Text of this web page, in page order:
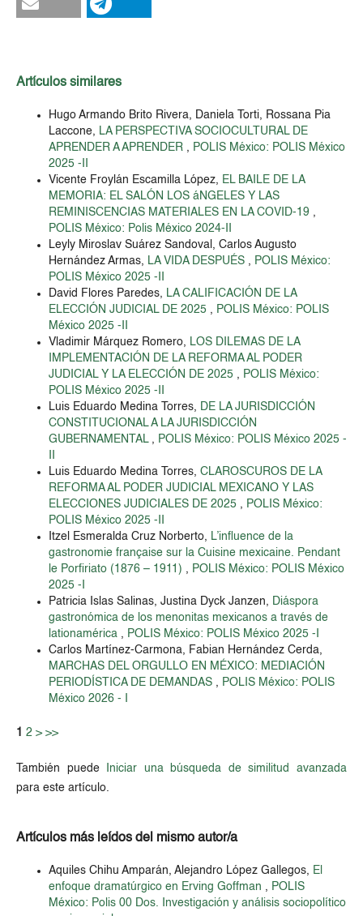
Artículos similares
Hugo Armando Brito Rivera, Daniela Torti, Rossana Pia
Laccone, LA PERSPECTIVA SOCIOCULTURAL DE
APRENDER A APRENDER , POLIS México: POLIS México
2025 -II
Vicente Froylán Escamilla López, EL BAILE DE LA
MEMORIA: EL SALÓN LOS áNGELES Y LAS
REMINISCENCIAS MATERIALES EN LA COVID-19 ,
POLIS México: Polis México 2024-II
Leyly Miroslav Suárez Sandoval, Carlos Augusto
Hernández Armas, LA VIDA DESPUÉS , POLIS México:
POLIS México 2025 -II
David Flores Paredes, LA CALIFICACIÓN DE LA
ELECCIÓN JUDICIAL DE 2025 , POLIS México: POLIS
México 2025 -II
Vladimir Márquez Romero, LOS DILEMAS DE LA
IMPLEMENTACIÓN DE LA REFORMA AL PODER
JUDICIAL Y LA ELECCIÓN DE 2025 , POLIS México:
POLIS México 2025 -II
Luis Eduardo Medina Torres, DE LA JURISDICCIÓN
CONSTITUCIONAL A LA JURISDICCIÓN
GUBERNAMENTAL , POLIS México: POLIS México 2025 -
Luis Eduardo Medina Torres, CLAROSCUROS DE LA
REFORMA AL PODER JUDICIAL MEXICANO Y LAS
ELECCIONES JUDICIALES DE 2025 , POLIS México:
POLIS México 2025 -II
Itzel Esmeralda Cruz Norberto, L’influence de la
gastronomie française sur la Cuisine mexicaine. Pendant
le Porfiriato (1876 – 1911) , POLIS México: POLIS México
2025 -I
Patricia Islas Salinas, Justina Dyck Janzen, Diáspora
gastronómica de los menonitas mexicanos a través de
lationamérica , POLIS México: POLIS México 2025 -I
Carlos Martínez-Carmona, Fabian Hernández Cerda,
MARCHAS DEL ORGULLO EN MÉXICO: MEDIACIÓN
PERIODÍSTICA DE DEMANDAS , POLIS México: POLIS
México 2026 - I
1 2 > >>
También puede
Iniciar una búsqueda de similitud avanzada
para este artículo.
Artículos más leídos del mismo autor/a
Aquiles Chihu Amparán, Alejandro López Gallegos, El
enfoque dramatúrgico en Erving Goffman , POLIS
México: Polis 00 Dos. Investigación y análisis sociopolítico